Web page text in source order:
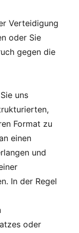
Verteidigung
oder Sie
gegen die
uns
Format zu
einen
und
In der Regel
oder